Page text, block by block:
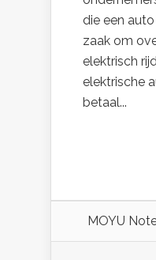
die een
zaak om
elektrisch
elektrische
betaal...
MOYU